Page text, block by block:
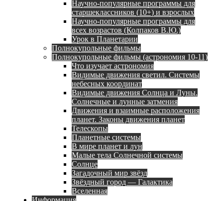
Научно-популярные программы для
старшеклассников (10+) и взрослых
Научно-популярные программы для
всех возрастов (Колпаков В.Ю.)
Урок в Планетарии
Полнокупольные фильмы
Полнокупольные фильмы (астрономия 10-11)
Что изучает астрономия
Видимые движения светил. Системы
небесных координат
Видимые движения Солнца и Луны.
Солнечные и лунные затмения
Движения и взаимные расположения
планет. Законы движения планет
Телескопы
Планетные системы
В мире планет и лун
Малые тела Солнечной системы
Солнце
Загадочный мир звёзд
Звёздный город — Галактика
Вселенная